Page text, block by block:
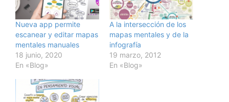
Nueva app permite
escanear y editar mapas
mentales manuales
18 junio, 2020
En «Blog»
A la intersección de los
mapas mentales y de la
infografía
19 marzo, 2012
En «Blog»